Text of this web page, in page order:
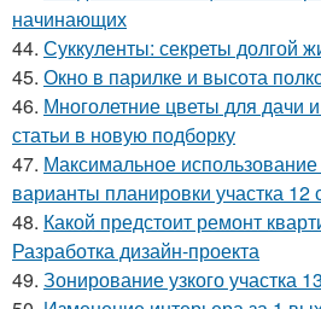
начинающих
44. Суккуленты: секреты долгой
45. Окно в парилке и высота
46. Многолетние цветы для дачи
статьи в новую подборку
47. Максимальное
варианты планировки участка 12
48. Какой предстоит ремонт
Разработка дизайн-проекта
49. Зонирование узкого участка